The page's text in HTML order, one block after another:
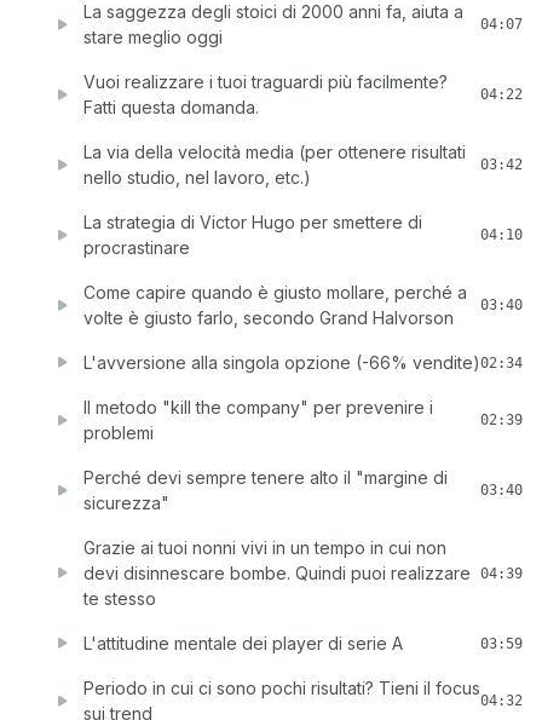
La saggezza degli stoici di 2000 anni fa, aiuta a
stare meglio oggi
04:07
Vuoi realizzare i tuoi traguardi più facilmente?
Fatti questa domanda.
04:22
La via della velocità media (per ottenere risultati
nello studio, nel lavoro, etc.)
03:42
La strategia di Victor Hugo per smettere di
procrastinare
04:10
Come capire quando è giusto mollare, perché a
volte è giusto farlo, secondo Grand Halvorson
03:40
L'avversione alla singola opzione (-66% vendite)02:34
Il metodo "kill the company" per prevenire i
problemi
02:39
Perché devi sempre tenere alto il "margine di
sicurezza"
03:40
Grazie ai tuoi nonni vivi in un tempo in cui non
devi disinnescare bombe. Quindi puoi realizzare
te stesso
04:39
L'attitudine mentale dei player di serie A 03:59
Periodo in cui ci sono pochi risultati? Tieni il focus
sui trend
04:32